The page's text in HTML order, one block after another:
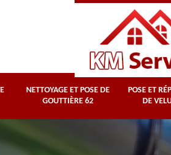
NETTOYAGE ET POSE DE
GOUTTIÈRE 62
POSE ET
DE